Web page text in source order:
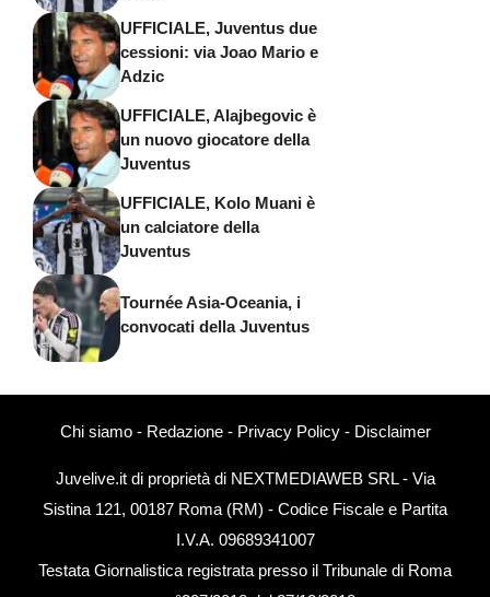
UFFICIALE, Juventus due
cessioni: via Joao Mario e
Adzic
UFFICIALE, Alajbegovic è
un nuovo giocatore della
Juventus
UFFICIALE, Kolo Muani è
un calciatore della
Juventus
Tournée Asia-Oceania, i
convocati della Juventus
Chi siamo- Redazione- Privacy Policy- Disclaimer
Juvelive.it di proprietà di NEXTMEDIAWEB SRL - Via
Sistina 121, 00187 Roma (RM) - Codice Fiscale e Partita
I.V.A. 09689341007
Testata Giornalistica registrata presso il Tribunale di Roma